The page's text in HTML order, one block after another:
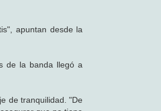
apuntan desde la
de la banda llegó a
de tranquilidad. "De